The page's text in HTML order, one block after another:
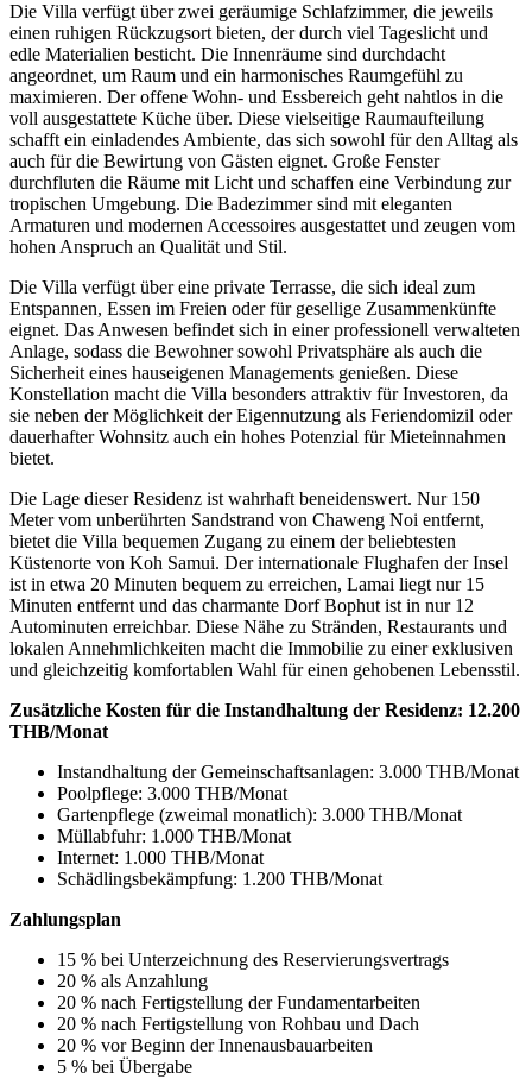
Die Villa verfügt über zwei geräumige Schlafzimmer, die jeweils
einen ruhigen Rückzugsort bieten, der durch viel Tageslicht und
edle Materialien besticht. Die Innenräume sind durchdacht
angeordnet, um Raum und ein harmonisches Raumgefühl zu
maximieren. Der offene Wohn- und Essbereich geht nahtlos in die
voll ausgestattete Küche über. Diese vielseitige Raumaufteilung
schafft ein einladendes Ambiente, das sich sowohl für den Alltag als
auch für die Bewirtung von Gästen eignet. Große Fenster
durchfluten die Räume mit Licht und schaffen eine Verbindung zur
tropischen Umgebung. Die Badezimmer sind mit eleganten
Armaturen und modernen Accessoires ausgestattet und zeugen vom
hohen Anspruch an Qualität und Stil.
Die Villa verfügt über eine private Terrasse, die sich ideal zum
Entspannen, Essen im Freien oder für gesellige Zusammenkünfte
eignet. Das Anwesen befindet sich in einer professionell verwalteten
Anlage, sodass die Bewohner sowohl Privatsphäre als auch die
Sicherheit eines hauseigenen Managements genießen. Diese
Konstellation macht die Villa besonders attraktiv für Investoren, da
sie neben der Möglichkeit der Eigennutzung als Feriendomizil oder
dauerhafter Wohnsitz auch ein hohes Potenzial für Mieteinnahmen
bietet.
Die Lage dieser Residenz ist wahrhaft beneidenswert. Nur 150
Meter vom unberührten Sandstrand von Chaweng Noi entfernt,
bietet die Villa bequemen Zugang zu einem der beliebtesten
Küstenorte von Koh Samui. Der internationale Flughafen der Insel
ist in etwa 20 Minuten bequem zu erreichen, Lamai liegt nur 15
Minuten entfernt und das charmante Dorf Bophut ist in nur 12
Autominuten erreichbar. Diese Nähe zu Stränden, Restaurants und
lokalen Annehmlichkeiten macht die Immobilie zu einer exklusiven
und gleichzeitig komfortablen Wahl für einen gehobenen Lebensstil.
Zusätzliche Kosten für die Instandhaltung der Residenz: 12.200
THB/Monat
Instandhaltung der Gemeinschaftsanlagen: 3.000 THB/Monat
Poolpflege: 3.000 THB/Monat
Gartenpflege (zweimal monatlich): 3.000 THB/Monat
Müllabfuhr: 1.000 THB/Monat
Internet: 1.000 THB/Monat
Schädlingsbekämpfung: 1.200 THB/Monat
Zahlungsplan
15 % bei Unterzeichnung des Reservierungsvertrags
20 % als Anzahlung
20 % nach Fertigstellung der Fundamentarbeiten
20 % nach Fertigstellung von Rohbau und Dach
20 % vor Beginn der Innenausbauarbeiten
5 % bei Übergabe